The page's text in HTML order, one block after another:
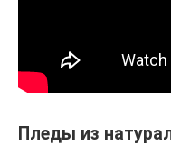
Пледы из